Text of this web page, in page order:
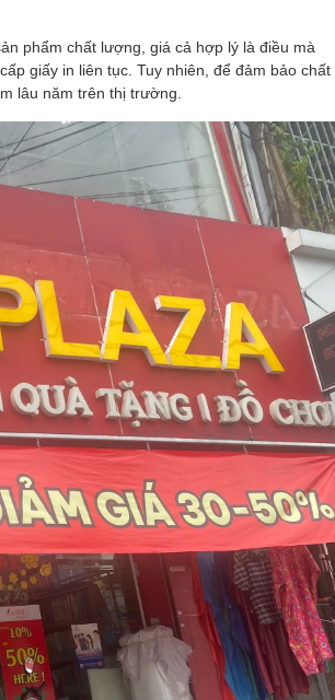
phẩm chất lượng, giá cả hợp lý là điều mà
giấy in liên tục. Tuy nhiên, để đảm bảo chất
lâu năm trên thị trường.